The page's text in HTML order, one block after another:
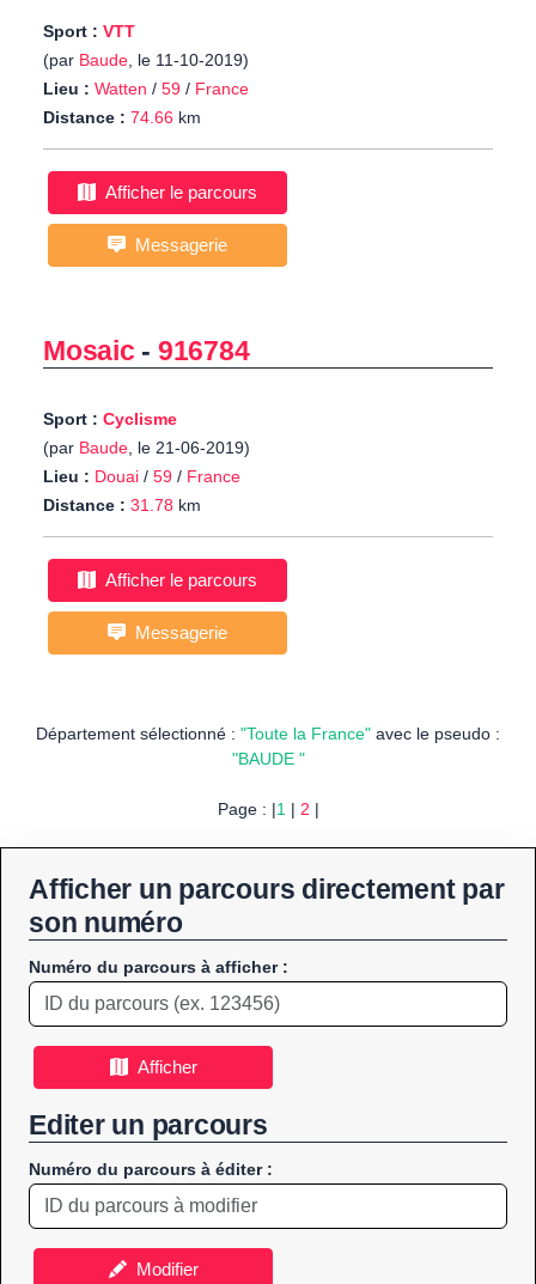
Sport : VTT
(par Baude, le 11-10-2019)
Lieu : Watten / 59 / France
Distance : 74.66 km
Afficher le parcours
Messagerie
Mosaic - 916784
Sport : Cyclisme
(par Baude, le 21-06-2019)
Lieu : Douai / 59 / France
Distance : 31.78 km
Afficher le parcours
Messagerie
Département sélectionné : "Toute la France" avec le pseudo :
"BAUDE "
Page : |1| 2 |
Afficher un parcours directement par
son numéro
Numéro du parcours à afficher :
Afficher
Editer un parcours
Numéro du parcours à éditer :
Modifier